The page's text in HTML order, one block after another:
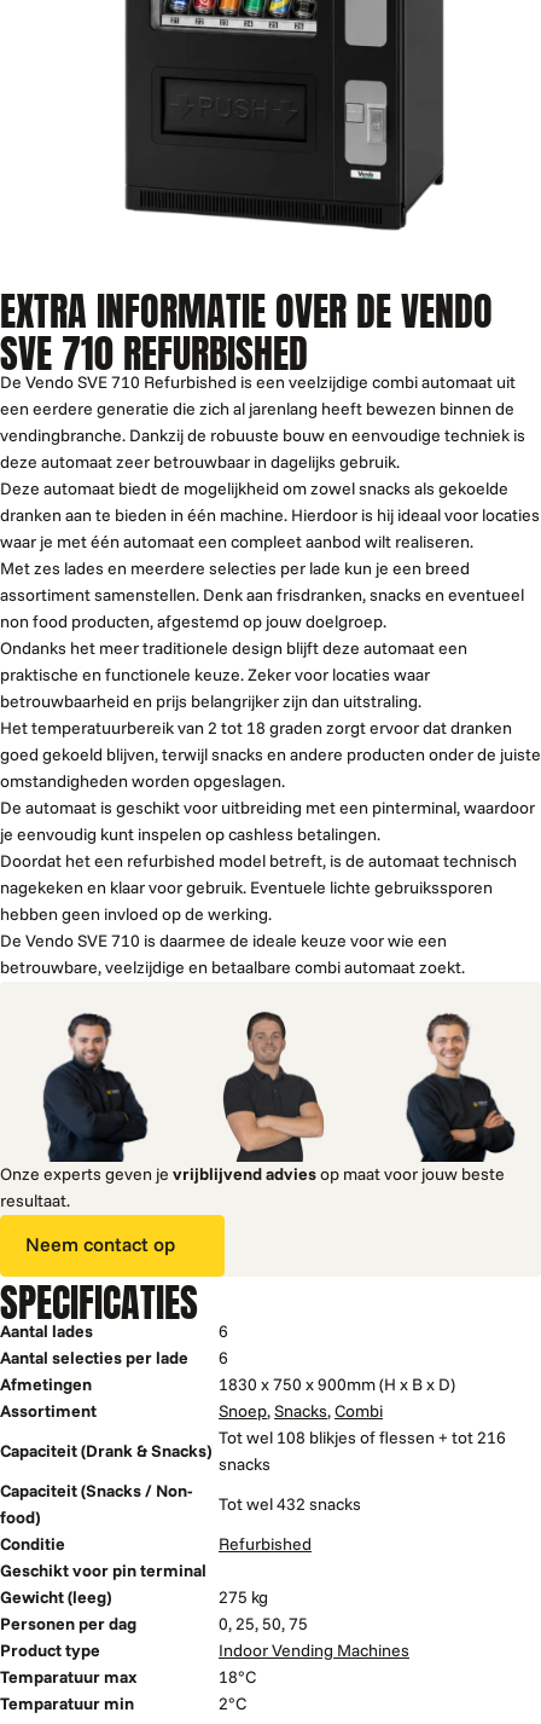
EXTRA INFORMATIE OVER DE VENDO
SVE 710 REFURBISHED
De Vendo SVE 710 Refurbished is een veelzijdige combi automaat uit
een eerdere generatie die zich al jarenlang heeft bewezen binnen de
vendingbranche. Dankzij de robuuste bouw en eenvoudige techniek is
deze automaat zeer betrouwbaar in dagelijks gebruik.
Deze automaat biedt de mogelijkheid om zowel snacks als gekoelde
dranken aan te bieden in één machine. Hierdoor is hij ideaal voor locaties
waar je met één automaat een compleet aanbod wilt realiseren.
Met zes lades en meerdere selecties per lade kun je een breed
assortiment samenstellen. Denk aan frisdranken, snacks en eventueel
non food producten, afgestemd op jouw doelgroep.
Ondanks het meer traditionele design blijft deze automaat een
praktische en functionele keuze. Zeker voor locaties waar
betrouwbaarheid en prijs belangrijker zijn dan uitstraling.
Het temperatuurbereik van 2 tot 18 graden zorgt ervoor dat dranken
goed gekoeld blijven, terwijl snacks en andere producten onder de juiste
omstandigheden worden opgeslagen.
De automaat is geschikt voor uitbreiding met een pinterminal, waardoor
je eenvoudig kunt inspelen op cashless betalingen.
Doordat het een refurbished model betreft, is de automaat technisch
nagekeken en klaar voor gebruik. Eventuele lichte gebruikssporen
hebben geen invloed op de werking.
De Vendo SVE 710 is daarmee de ideale keuze voor wie een
betrouwbare, veelzijdige en betaalbare combi automaat zoekt.
Onze experts geven je vrijblijvend adviesop maat voor jouw beste
resultaat.
Neem contact op
SPECIFICATIES
Aantal lades
6
Aantal selecties per lade
6
Afmetingen
1830 x 750 x 900mm (H x B x D)
Assortiment
Snoep,Snacks,Combi
Capaciteit (Drank & Snacks)
Tot wel 108 blikjes of flessen + tot 216
snacks
Capaciteit (Snacks / Non-
food)
Tot wel 432 snacks
Conditie
Refurbished
Geschikt voor pin terminal
Gewicht (leeg)
275 kg
Personen per dag
0, 25, 50, 75
Product type
Indoor Vending Machines
Temparatuur max
18°C
Temparatuur min
2°C